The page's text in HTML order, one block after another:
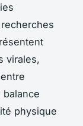
virales,
balance
physique